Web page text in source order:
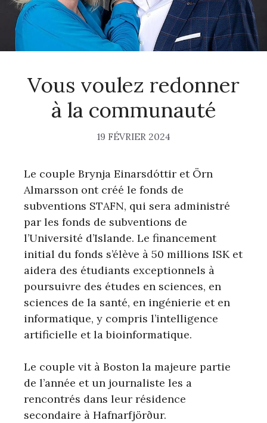
Vous voulez redonner
à la communauté
19 FÉVRIER 2024
Le couple Brynja Einarsdóttir et Örn
Almarsson ont créé le fonds de
subventions STAFN, qui sera administré
par les fonds de subventions de
l’Université d’Islande. Le financement
initial du fonds s’élève à 50 millions ISK et
aidera des étudiants exceptionnels à
poursuivre des études en sciences, en
sciences de la santé, en ingénierie et en
informatique, y compris l’intelligence
artificielle et la bioinformatique.
Le couple vit à Boston la majeure partie
de l’année et un journaliste les a
rencontrés dans leur résidence
secondaire à Hafnarfjörður.